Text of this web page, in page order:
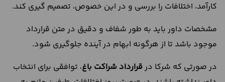
کارآمد، اختلافات را بررسی و در این خصوص، تصمیم گیری کند.
مشخصات داور باید به طور شفاف و دقیق در متن قرارداد
موجود باشد تا از هرگونه ابهام در آینده جلوگیری شود.
در صورتی که شرکا درقرارداد شراکت باغ، توافقی برای انتخاب